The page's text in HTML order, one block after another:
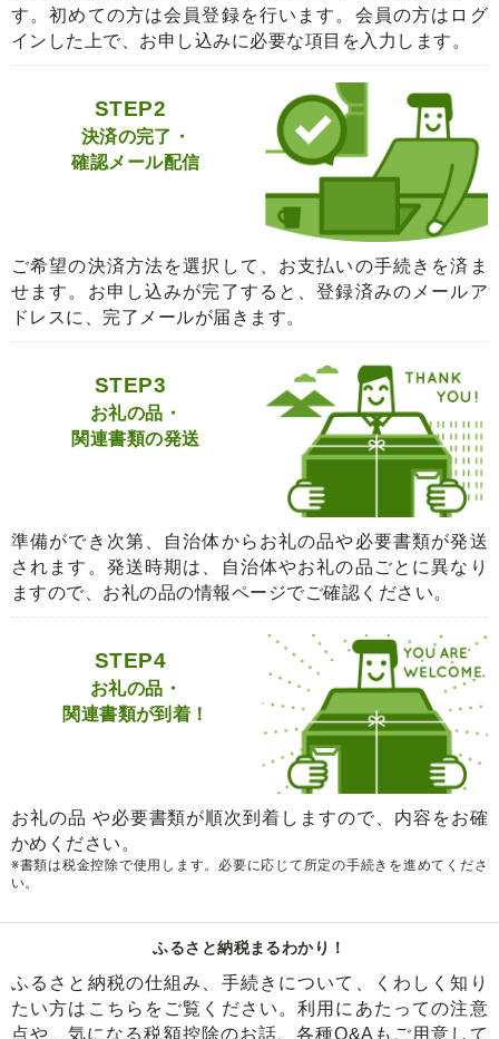
す。初めての方は会員登録を行います。会員の方はログ
インした上で、お申し込みに必要な項目を入力します。
STEP2
決済の完了・
確認メール配信
ご希望の決済方法を選択して、お支払いの手続きを済ま
せます。お申し込みが完了すると、登録済みのメールア
ドレスに、完了メールが届きます。
STEP3
お礼の品・
関連書類の発送
準備ができ次第、自治体からお礼の品や必要書類が発送
されます。発送時期は、自治体やお礼の品ごとに異なり
ますので、お礼の品の情報ページでご確認ください。
STEP4
お礼の品・
関連書類が到着！
お礼の品 や必要書類が順次到着しますので、内容をお確
かめください。
※書類は税金控除で使用します。必要に応じて所定の手続きを進めてくださ
い。
ふるさと納税まるわかり！
ふるさと納税の仕組み、手続きについて、くわしく知り
たい方はこちらをご覧ください。利用にあたっての注意
点や、気になる税額控除のお話、各種Q&Aもご用意して